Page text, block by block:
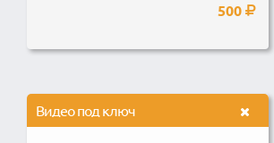
500
Видео под ключ